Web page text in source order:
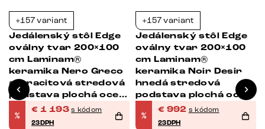
+157 variant
Jedálenský stôl Edge
oválny tvar 200×100
cm Laminam®
keramika Nero Greco
antracitová stredová
podstava plochá oceľ
čierna
%
€ 1 193 s kódom
23DPH
+157 variant
Jedálenský stôl Edge
oválny tvar 200×100
cm Laminam®
keramika Noir Desir
hnedá stredová
podstava plochá oceľ
čierna
%
€ 992 s kódom
23DPH